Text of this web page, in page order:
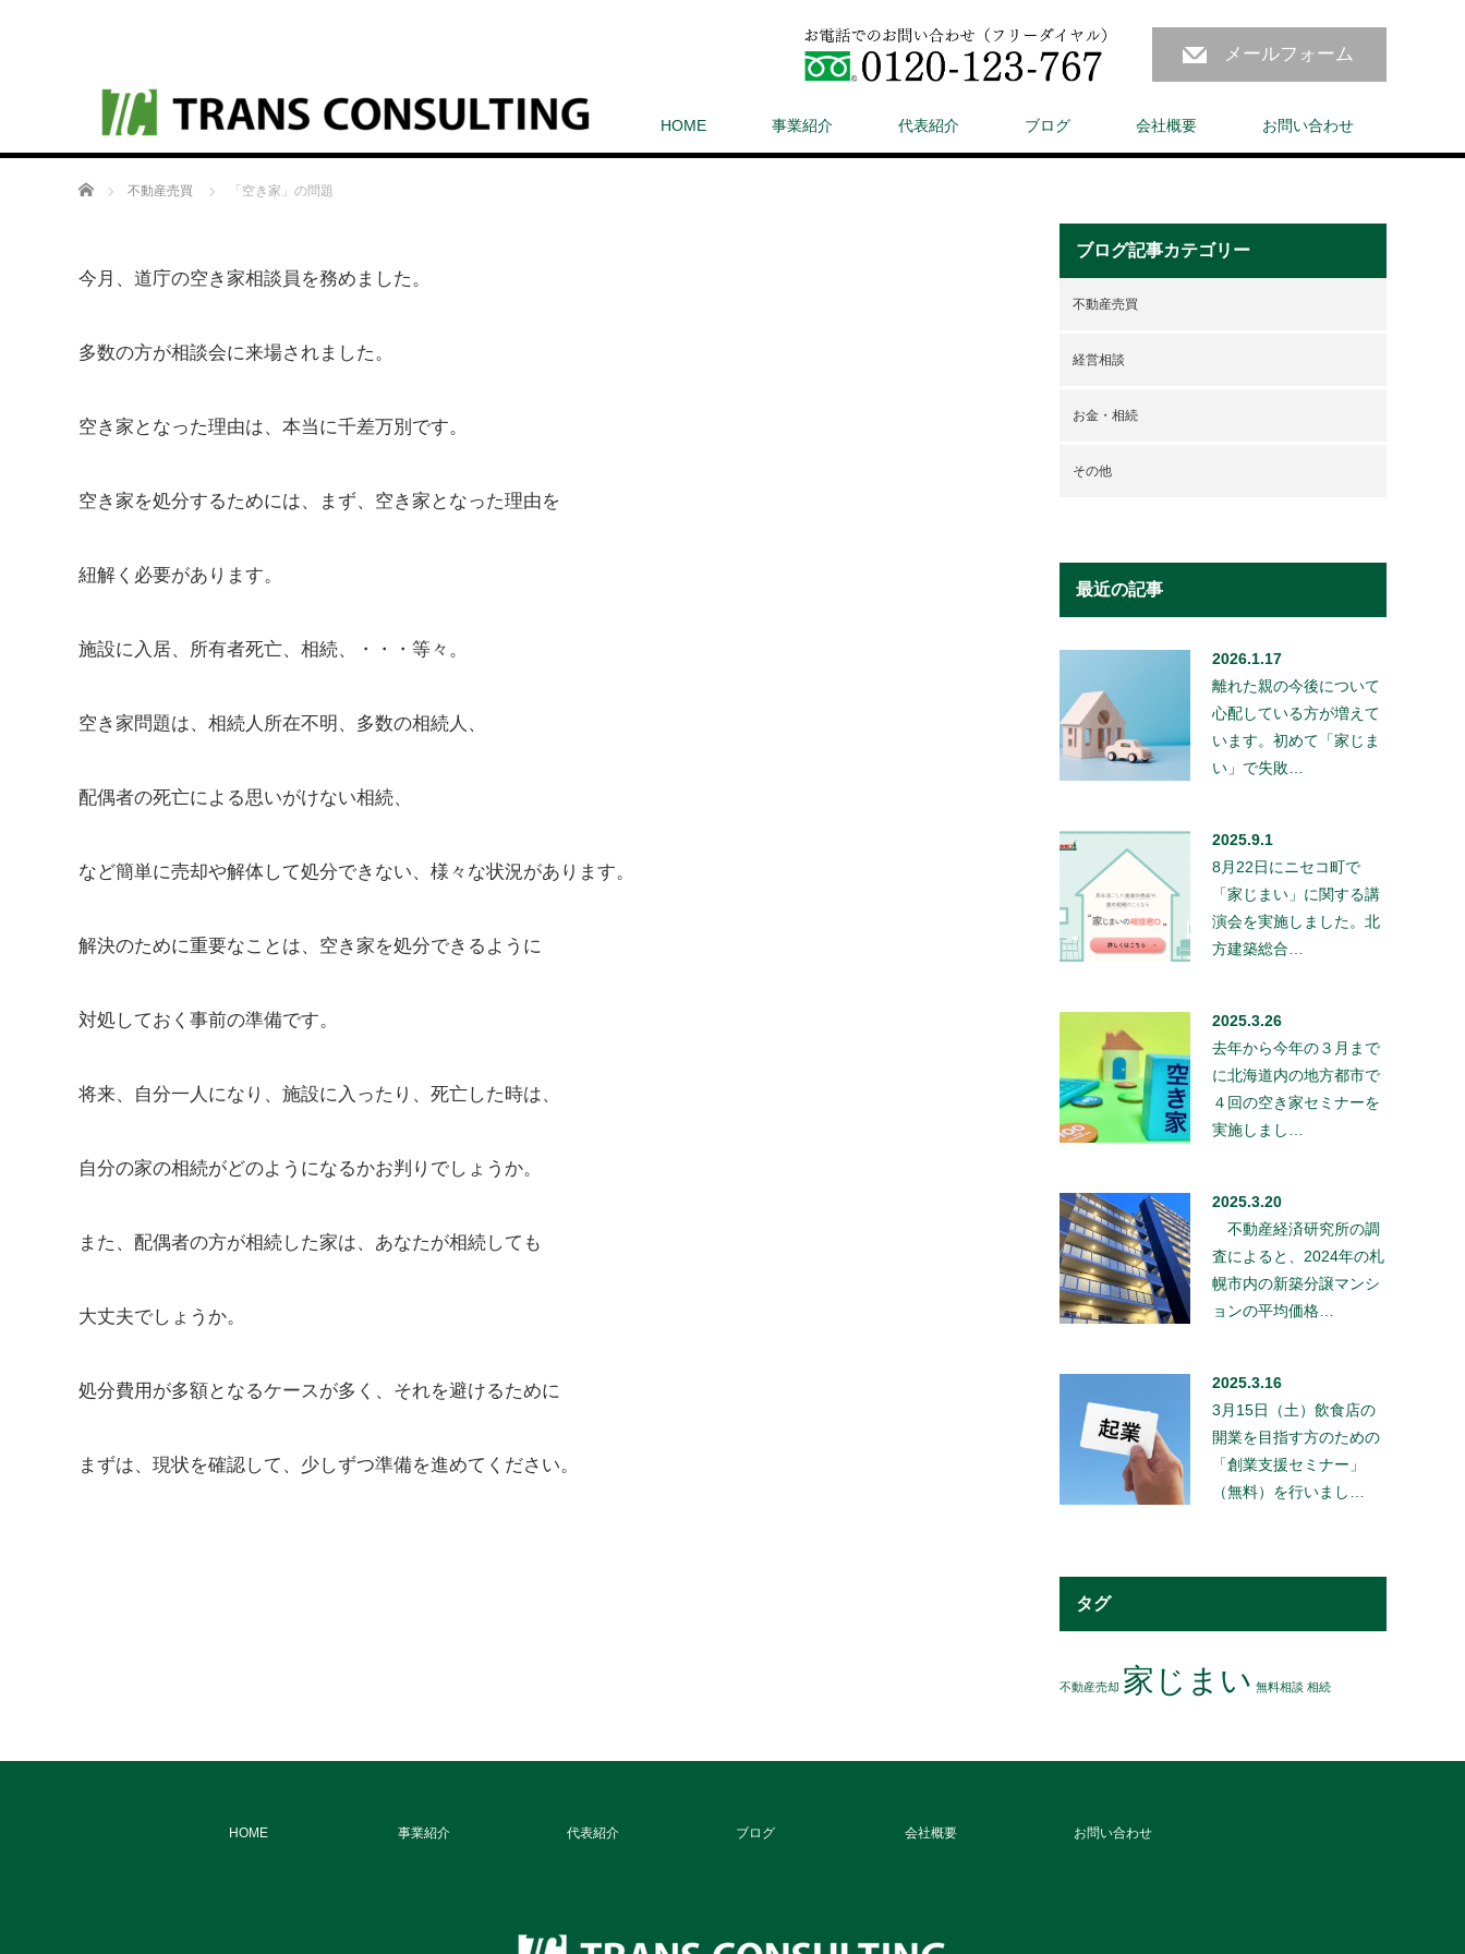
メールフォーム
HOME 事業紹介 代表紹介 ブログ 会社概要 お問い合わせ
ホーム 不動産売買 「空き家」の問題
今月、道庁の空き家相談員を務めました。
多数の方が相談会に来場されました。
空き家となった理由は、本当に千差万別です。
空き家を処分するためには、まず、空き家となった理由を
紐解く必要があります。
施設に入居、所有者死亡、相続、・・・等々。
空き家問題は、相続人所在不明、多数の相続人、
配偶者の死亡による思いがけない相続、
など簡単に売却や解体して処分できない、様々な状況があります。
解決のために重要なことは、空き家を処分できるように
対処しておく事前の準備です。
将来、自分一人になり、施設に入ったり、死亡した時は、
自分の家の相続がどのようになるかお判りでしょうか。
また、配偶者の方が相続した家は、あなたが相続しても
大丈夫でしょうか。
処分費用が多額となるケースが多く、それを避けるために
まずは、現状を確認して、少しずつ準備を進めてください。
ブログ記事カテゴリー
不動産売買
経営相談
お金・相続
その他
最近の記事
2026.1.17
離れた親の今後について
心配している方が増えて
います。初めて「家じま
い」で失敗…
2025.9.1
8月22日にニセコ町で
「家じまい」に関する講
演会を実施しました。北
方建築総合…
2025.3.26
去年から今年の３月まで
に北海道内の地方都市で
４回の空き家セミナーを
実施しまし…
2025.3.20
不動産経済研究所の調
査によると、2024年の札
幌市内の新築分譲マンシ
ョンの平均価格…
2025.3.16
3月15日（土）飲食店の
開業を目指す方のための
「創業支援セミナー」
（無料）を行いまし…
タグ
不動産売却 家じまい 無料相談 相続
HOME 事業紹介 代表紹介 ブログ 会社概要 お問い合わせ